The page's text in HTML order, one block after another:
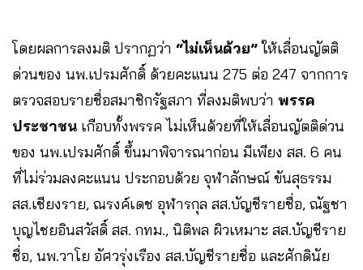
โดยผลการลงมติ ปรากฏว่า “ไม่เห็นด้วย”ให้เลื่อนญัตติ
ด่วนของ นพ.เปรมศักดิ์ ด้วยคะแนน 275 ต่อ 247 จากการ
ตรวจสอบรายชื่อสมาชิกรัฐสภา ที่ลงมติพบว่า พรรค
ประชาชน เกือบทั้งพรรค ไม่เห็นด้วยที่ให้เลื่อนญัตติด่วน
ของ นพ.เปรมศักดิ์ ขึ้นมาพิจารณาก่อน มีเพียง สส. 6 คน
ที่ไม่ร่วมลงคะแนน ประกอบด้วย จุฬาลักษณ์ ขันสุธรรม
สส.เชียงราย, ณรงค์เดช อุฬารกุล สส.บัญชีรายชื่อ, ณัฐชา
บุญไชยอินสวัสดิ์ สส. กทม., นิติพล ผิวเหมาะ สส.บัญชีราย
ชื่อ, นพ.วาโย อัศวรุ่งเรือง สส.บัญชีรายชื่อ และศักดินัย